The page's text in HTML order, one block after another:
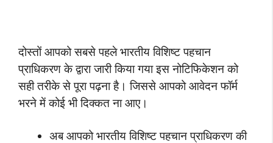
दोस्तों आपको सबसे पहले भारतीय विशिष्ट पहचान
प्राधिकरण के द्वारा जारी किया गया इस नोटिफिकेशन को
सही तरीके से पूरा पढ़ना है। जिससे आपको आवेदन फॉर्म
भरने में कोई भी दिक्कत ना आए।
अब आपको भारतीय विशिष्ट पहचान प्राधिकरण की